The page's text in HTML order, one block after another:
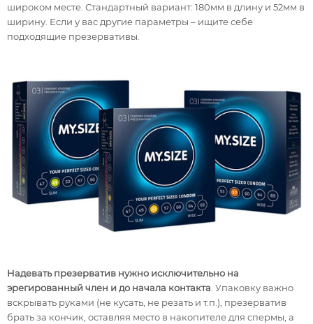
широком месте. Стандартный вариант: 180мм в длину и 52мм в
ширину. Если у вас другие параметры – ищите себе
подходящие презервативы.
Надевать презерватив нужно исключительно на
эрегированный член и до начала контакта . Упаковку важно
вскрывать руками (не кусать, не резать и т.п.), презерватив
брать за кончик, оставляя место в накопителе для спермы, а